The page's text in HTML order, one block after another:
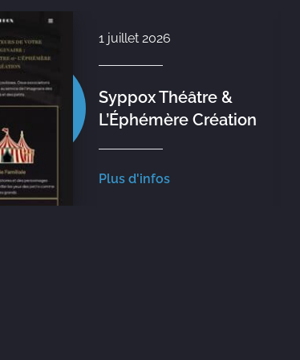
1 juillet 2026
Syppox Théâtre &
L’Éphémère Création
Plus d'infos